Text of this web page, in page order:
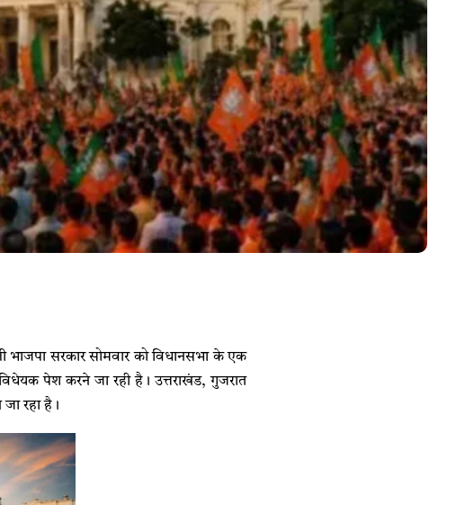
सरकार सोमवार को विधानसभा के एक
पेश करने जा रही है। उत्तराखंड, गुजरात
रहा है।